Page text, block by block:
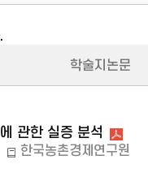
학술지논문
관한 실증 분석
한국농촌경제연구원